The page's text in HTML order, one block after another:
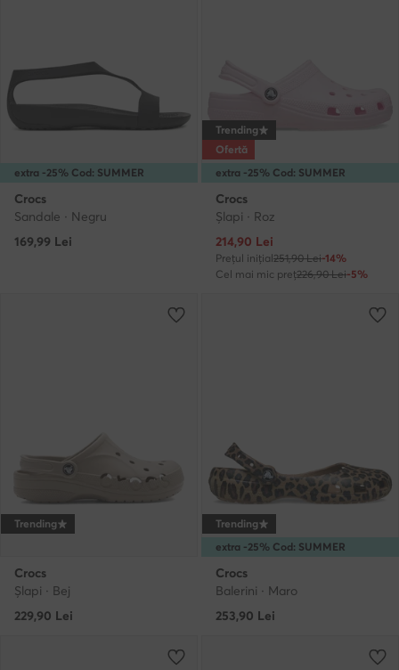
extra -25% Cod: SUMMER
Crocs
Sandale · Negru
169,99 Lei
extra -25% Cod: SUMMER
Trending
Ofertă
Crocs
Şlapi · Roz
Prețul actual
214,90 Lei
Prețul inițial251,90 Lei-14%
Cel mai mic preț226,90 Lei-5%
Trending
Crocs
Şlapi · Bej
229,90 Lei
extra -25% Cod: SUMMER
Trending
Crocs
Balerini · Maro
253,90 Lei